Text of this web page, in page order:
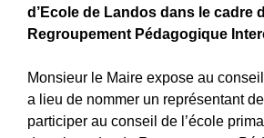
d’Ecole de Landos dans le cadre
Regroupement Pédagogique
Monsieur le Maire expose au
a lieu de nommer un représentant
participer au conseil de l’école